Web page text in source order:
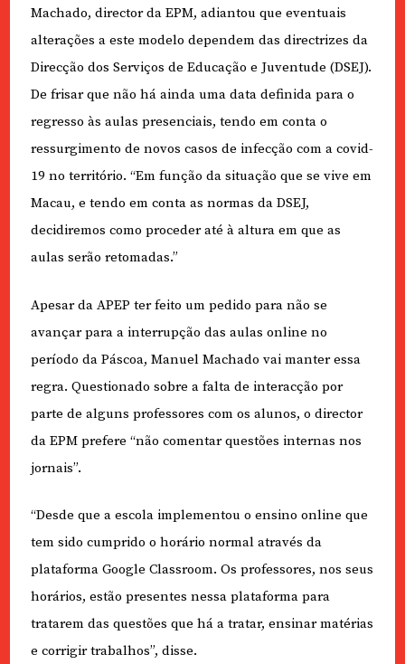
Machado, director da EPM, adiantou que eventuais
alterações a este modelo dependem das directrizes da
Direcção dos Serviços de Educação e Juventude (DSEJ).
De frisar que não há ainda uma data definida para o
regresso às aulas presenciais, tendo em conta o
ressurgimento de novos casos de infecção com a covid-
19 no território. “Em função da situação que se vive em
Macau, e tendo em conta as normas da DSEJ,
decidiremos como proceder até à altura em que as
aulas serão retomadas.”
Apesar da APEP ter feito um pedido para não se
avançar para a interrupção das aulas online no
período da Páscoa, Manuel Machado vai manter essa
regra. Questionado sobre a falta de interacção por
parte de alguns professores com os alunos, o director
da EPM prefere “não comentar questões internas nos
jornais”.
“Desde que a escola implementou o ensino online que
tem sido cumprido o horário normal através da
plataforma Google Classroom. Os professores, nos seus
horários, estão presentes nessa plataforma para
tratarem das questões que há a tratar, ensinar matérias
e corrigir trabalhos”, disse.